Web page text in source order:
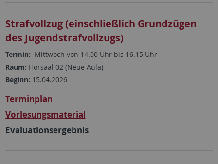
Strafvollzug (einschließlich Grundzügen
des Jugendstrafvollzugs)
Termin: Mittwoch von 14.00 Uhr bis 16.15 Uhr
Raum: Hörsaal 02 (Neue Aula)
Beginn: 15.04.2026
Terminplan
Vorlesungsmaterial
Evaluationsergebnis